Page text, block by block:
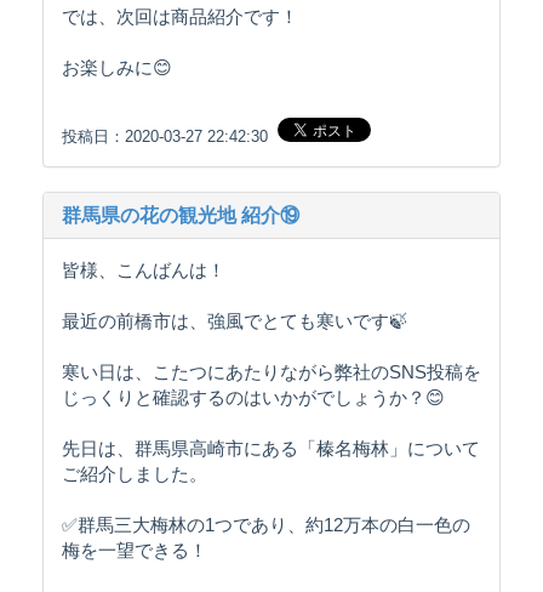
では、次回は商品紹介です！
お楽しみに😊
投稿日：2020-03-27 22:42:30
群馬県の花の観光地 紹介⑲
皆様、こんばんは！
最近の前橋市は、強風でとても寒いです🍃
寒い日は、こたつにあたりながら弊社のSNS投稿を
じっくりと確認するのはいかがでしょうか？😊
先日は、群馬県高崎市にある「榛名梅林」について
ご紹介しました。
✅群馬三大梅林の1つであり、約12万本の白一色の
梅を一望できる！